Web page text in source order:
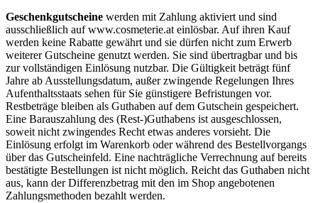
Geschenkgutscheine werden mit Zahlung aktiviert und sind
ausschließlich auf www.cosmeterie.at einlösbar. Auf ihren Kauf
werden keine Rabatte gewährt und sie dürfen nicht zum Erwerb
weiterer Gutscheine genutzt werden. Sie sind übertragbar und bis
zur vollständigen Einlösung nutzbar. Die Gültigkeit beträgt fünf
Jahre ab Ausstellungsdatum, außer zwingende Regelungen Ihres
Aufenthaltsstaats sehen für Sie günstigere Befristungen vor.
Restbeträge bleiben als Guthaben auf dem Gutschein gespeichert.
Eine Barauszahlung des (Rest-)Guthabens ist ausgeschlossen,
soweit nicht zwingendes Recht etwas anderes vorsieht. Die
Einlösung erfolgt im Warenkorb oder während des Bestellvorgangs
über das Gutscheinfeld. Eine nachträgliche Verrechnung auf bereits
bestätigte Bestellungen ist nicht möglich. Reicht das Guthaben nicht
aus, kann der Differenzbetrag mit den im Shop angebotenen
Zahlungsmethoden bezahlt werden.